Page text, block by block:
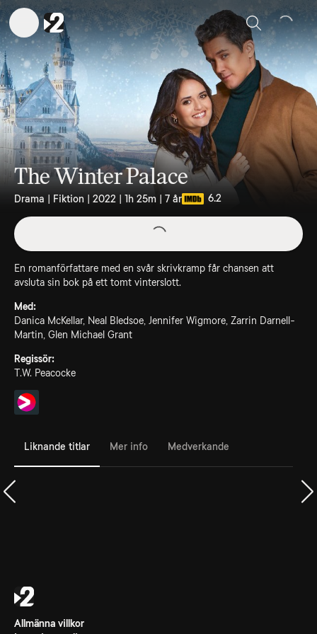
Sök
The Winter Palace
Drama | Fiktion | 2022 | 1h 25m | 7 år 6.2
En romanförfattare med en svår skrivkramp får chansen att
avsluta sin bok på ett tomt vinterslott.
Med:
Danica McKellar, Neal Bledsoe, Jennifer Wigmore, Zarrin Darnell-
Martin, Glen Michael Grant
Regissör:
T.W. Peacocke
Liknande titlar Mer info Medverkande
Allmänna villkor